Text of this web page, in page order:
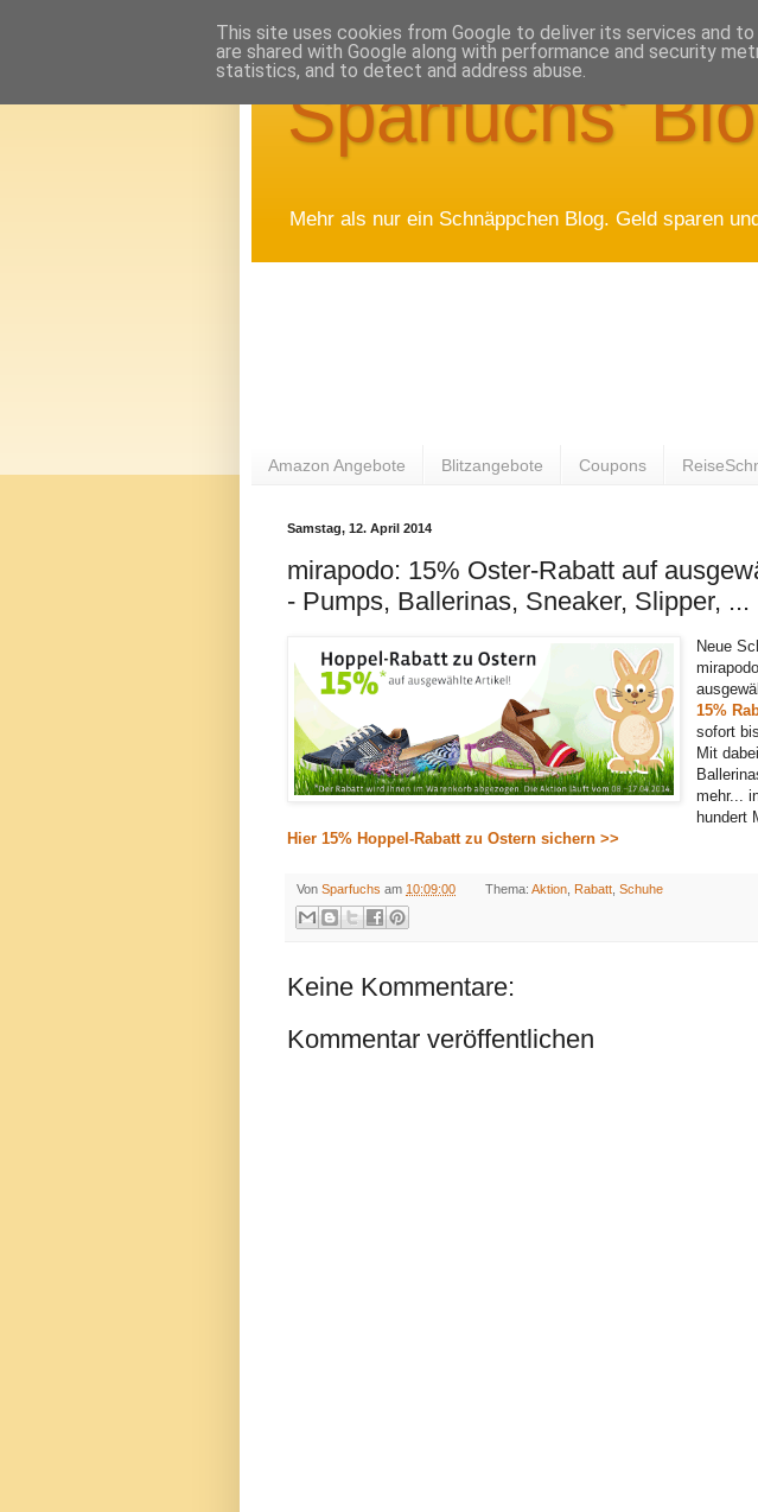
Sparfuchs'
Mehr als nur ein Schnäppchen Blog. Geld sparen
Amazon Angebote Blitzangebote Coupons
Samstag, 12. April 2014
mirapodo: 15% Oster-Rabatt auf
- Pumps, Ballerinas, Sneaker, Slipper, ...
Neue
15%
sofort
Mit
mehr...
hundert
Hier 15% Hoppel-Rabatt zu Ostern sichern >>
Von Sparfuchs am 10:09:00 Thema: Aktion, Rabatt, Schuhe
Keine Kommentare:
Kommentar veröffentlichen
This site uses cookies from Google to deliver its services and
are shared with Google along with performance and security
statistics, and to detect and address abuse.